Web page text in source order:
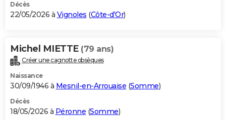
BONS PLANS
Carte de Noël
Carte Bonne année
Carte Saint-Valentin
Carte Pâques
Carte d'anniversaire
DICTIONNAIRE
Dictionnaire
Biographies
Citations
Expressions
Proverbes
PROGRAMME TV
S'inscrire
Se connecter
Lycées
Collèges
Primaires
Universités
Entreprises
Service militaire
Avis de recherche
AVIS DE DÉCÈS
Décès
22/05/2026 à Vignoles (Côte-d'Or)
Michel MIETTE (79 ans)
Créer une cagnotte obsèques
Naissance
30/09/1946 à Mesnil-en-Arrouaise (Somme)
Décès
18/05/2026 à Péronne (Somme)